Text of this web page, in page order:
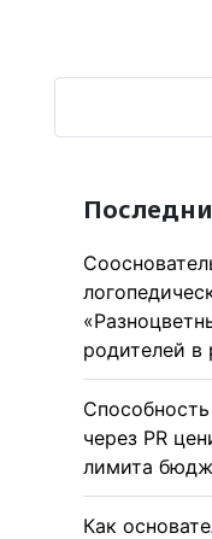
родителей в
через PR
лимита
Как